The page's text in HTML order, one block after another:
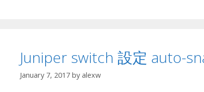
Juniper switch 設定 auto-
January 7, 2017 by alexw